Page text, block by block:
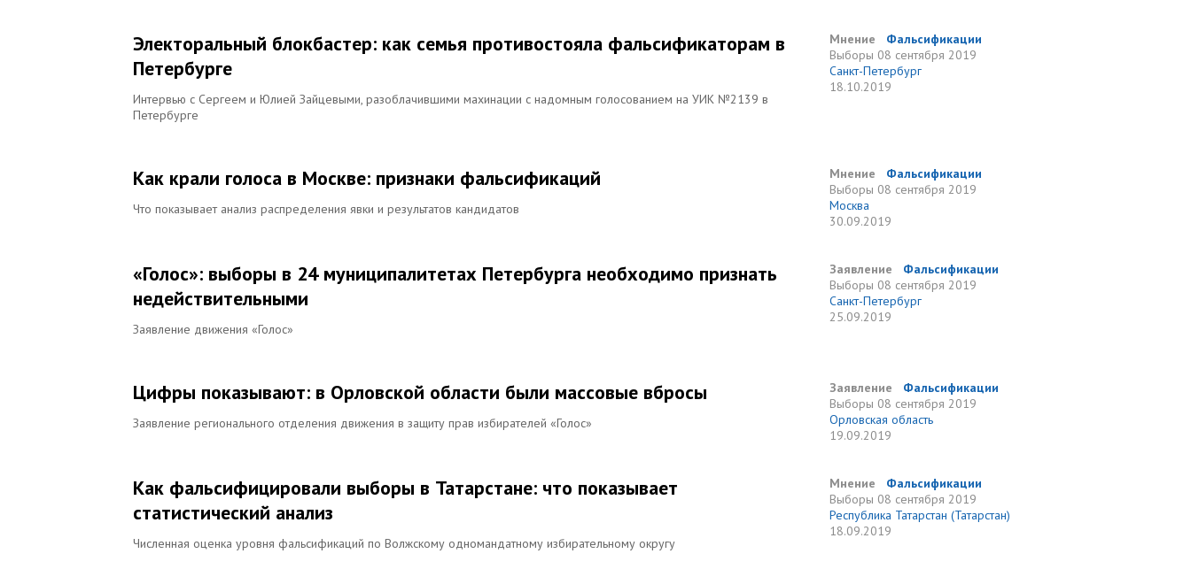
Электоральный блокбастер: как семья противостояла фальсификаторам в
Петербурге
Интервью с Сергеем и Юлией Зайцевыми, разоблачившими махинации с надомным голосованием на УИК №2139 в
Петербурге
Мнение
Фальсификации
Выборы 08 сентября 2019
Санкт-Петербург
18.10.2019
Как крали голоса в Москве: признаки фальсификаций
Что показывает анализ распределения явки и результатов кандидатов
Мнение
Фальсификации
Выборы 08 сентября 2019
Москва
30.09.2019
«Голос»: выборы в 24 муниципалитетах Петербурга необходимо признать
недействительными
Заявление движения «Голос»
Заявление
Фальсификации
Выборы 08 сентября 2019
Санкт-Петербург
25.09.2019
Цифры показывают: в Орловской области были массовые вбросы
Заявление регионального отделения движения в защиту прав избирателей «Голос»
Заявление
Фальсификации
Выборы 08 сентября 2019
Орловская область
19.09.2019
Как фальсифицировали выборы в Татарстане: что показывает
статистический анализ
Численная оценка уровня фальсификаций по Волжскому одномандатному избирательному округу
Мнение
Фальсификации
Выборы 08 сентября 2019
Республика Татарстан (Татарстан)
18.09.2019